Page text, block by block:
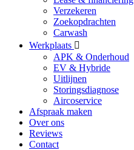
Verzekeren
Zoekopdrachten
Carwash
Werkplaats
APK & Onderhoud
EV & Hybride
Uitlijnen
Storingsdiagnose
Aircoservice
Afspraak maken
Over ons
Reviews
Contact